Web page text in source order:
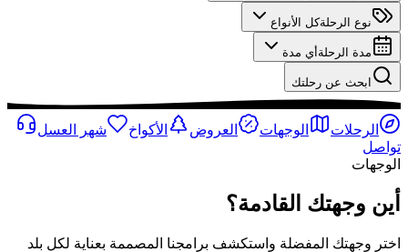
نوع الرحلةكل الأنواع
مدة الرحلة أي مدة
ابحث عن رحلتك
الرحلات الوجهات العروض الأكواخ
شهر العسل
تواصل
الوجهات
أين وجهتك القادمة؟
اختر وجهتك المفضلة واستكشف برامجنا المصممة بعناية لكل بلد